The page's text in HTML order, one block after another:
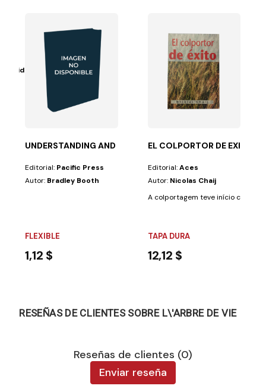
así...
Unidas
UNDERSTANDING AND PREVENTING DRUGS - PP
Editorial: Pacific Press
Autor: Bradley Booth
FLEXIBLE
1,12 $
EL COLPORTOR DE EXITO
Editorial:Aces
Autor: Nicolas Chaij
A colportagem teve início com os
TAPA DURA
12,12 $
RESEÑAS DE CLIENTES SOBRE L\'ARBRE DE VIE
Reseñas de clientes (0)
Enviar reseña